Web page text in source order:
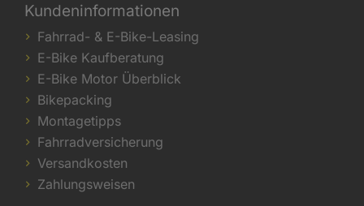
Kundeninformationen
Fahrrad- & E-Bike-Leasing
E-Bike Kaufberatung
E-Bike Motor Überblick
Bikepacking
Montagetipps
Fahrradversicherung
Versandkosten
Zahlungsweisen